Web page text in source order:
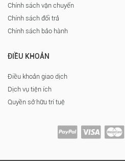
Chính sách vận chuyển
Chính sách đổi trả
Chính sách bảo hành
ĐIỀU KHOẢN
Điều khoản giao dịch
Dịch vụ tiện ích
Quyền sở hữu trí tuệ